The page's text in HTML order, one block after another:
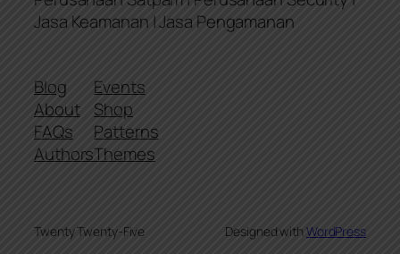
Jasa Keamanan | Jasa Pengamanan
Blog
About
FAQs
Authors
Events
Shop
Patterns
Themes
Twenty Twenty-Five Designed withWordPress